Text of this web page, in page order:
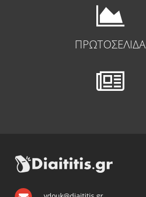
ΠΡΩΤΟΣΕΛΙΔΑ